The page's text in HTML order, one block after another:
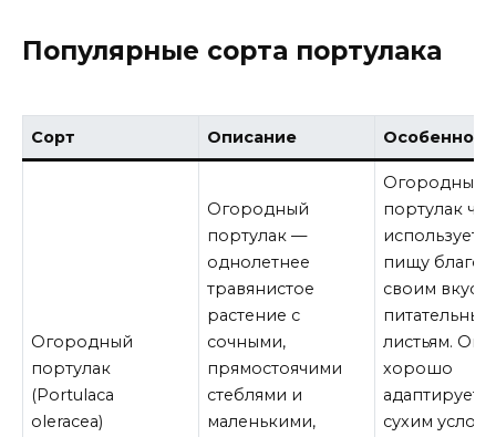
Популярные сорта портулака
Сорт Описание
Огородный
портулак
(Portulaca
oleracea)
Огородный
портулак —
однолетнее
травянистое
растение с
сочными,
прямостоячими
стеблями и
маленькими,
Огородный
портулак
пищу
своим
питательным
листьям. Он
хорошо
сухим